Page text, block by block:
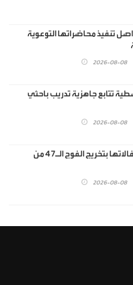
تنفيذ محاضراتها التوعوية
2026-08-08
تتابع جاهزية تدريب باحثي
2026-08-08
"اليرموك" تبدأ احتفالاتها بتخريج الفوج الـ47 من
2026-08-08